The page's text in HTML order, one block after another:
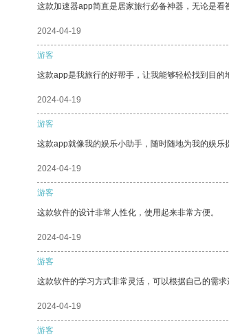
这款加速器app简直是居家旅行必备神器，无论是
2024-04-19
游客
这款app是我旅行的好帮手，让我能够轻松找到目的
2024-04-19
游客
这款app就像我的娱乐小助手，随时随地为我的娱乐
2024-04-19
游客
这款软件的设计非常人性化，使用起来非常方便。
2024-04-19
游客
这款软件的学习方式非常灵活，可以根据自己的需求
2024-04-19
游客